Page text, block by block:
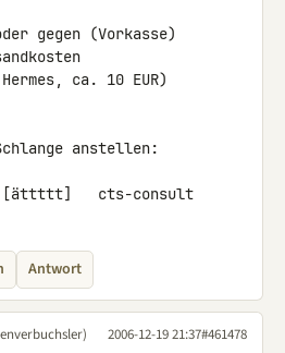
gegen (Vorkasse)
ca. 10 EUR)
anstellen:
[ättttt]   cts-consult
Antwort
2006-12-19 21:37#461478